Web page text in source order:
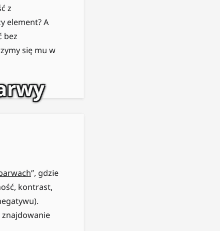
z
element? A
bez
się mu w
”, gdzie
kontrast,